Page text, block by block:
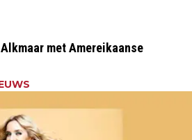
met Amereikaanse